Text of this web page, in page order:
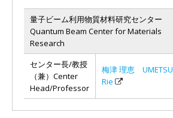
量子ビーム利用物質材料研究センター
Quantum Beam Center for Materials
Research
センター長/教授
（兼）Center
Head/Professor
梅津 理恵 UMETSU
Rie